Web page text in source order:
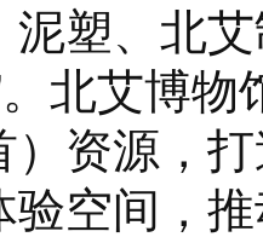
泥塑、北
。北艾博
）资源，
验空间，